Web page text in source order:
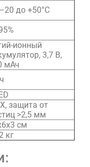
до +50°C
ионный
3,7 В,
мАч
защита от
>2,5 мм
см
кг